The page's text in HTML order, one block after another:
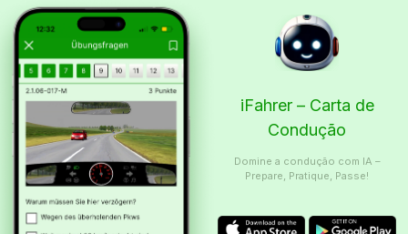
iFahrer – Carta de
Condução
Domine a condução com IA –
Prepare, Pratique, Passe!